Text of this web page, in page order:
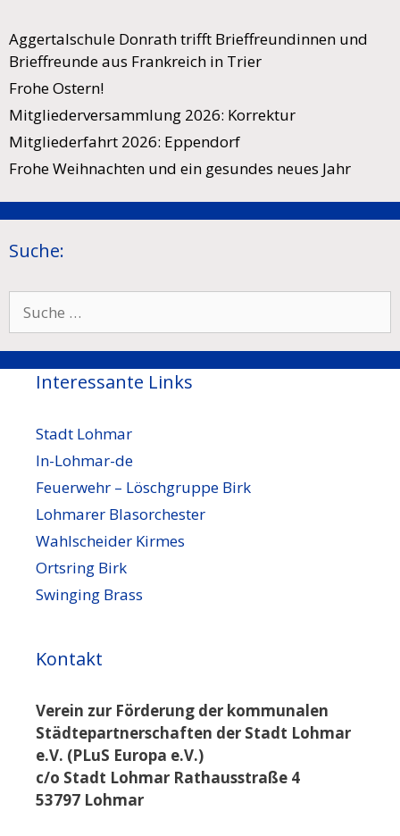
Aggertalschule Donrath trifft Brieffreundinnen und
Brieffreunde aus Frankreich in Trier
Frohe Ostern!
Mitgliederversammlung 2026: Korrektur
Mitgliederfahrt 2026: Eppendorf
Frohe Weihnachten und ein gesundes neues Jahr
Suche:
nach:
Interessante Links
Stadt Lohmar
In-Lohmar-de
Feuerwehr – Löschgruppe Birk
Lohmarer Blasorchester
Wahlscheider Kirmes
Ortsring Birk
Swinging Brass
Kontakt
Verein zur Förderung der kommunalen
Städtepartnerschaften der Stadt Lohmar
e.V. (PLuS Europa e.V.)
c/o Stadt Lohmar Rathausstraße 4
53797 Lohmar